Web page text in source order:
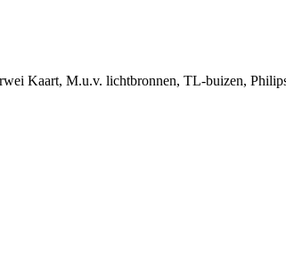
Kaart, M.u.v. lichtbronnen, TL-buizen,